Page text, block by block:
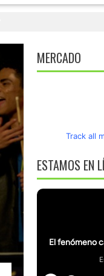
MERCADO
Track all
ESTAMOS EN